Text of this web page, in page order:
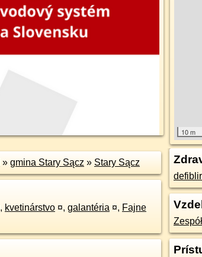
10 m
» gmina Stary Sącz » Stary Sącz
, kvetinárstvo ¤, galantéria ¤, Fajne